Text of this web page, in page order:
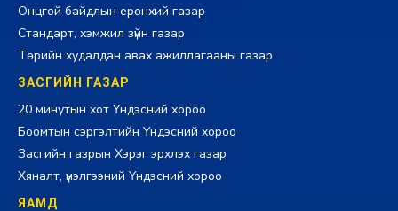
Онцгой байдлын ерөнхий газар
Стандарт, хэмжил зүйн газар
Төрийн худалдан авах ажиллагааны газар
ЗАСГИЙН ГАЗАР
20 минутын хот Үндэсний хороо
Боомтын сэргэлтийн Үндэсний хороо
Засгийн газрын Хэрэг эрхлэх газар
Хяналт, үнэлгээний Үндэсний хороо
ЯАМД